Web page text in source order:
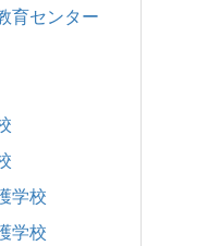
育センター
学校
学校